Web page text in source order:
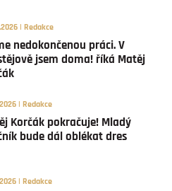
| Redakce
nedokončenou práci. V
jsem doma! říká Matěj
| Redakce
Korčák pokračuje! Mladý
bude dál oblékat dres
| Redakce